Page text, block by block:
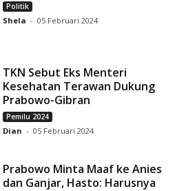
Politik
Shela - 05 Februari 2024
TKN Sebut Eks Menteri
Kesehatan Terawan Dukung
Prabowo-Gibran
Pemilu 2024
Dian - 05 Februari 2024
Prabowo Minta Maaf ke Anies
dan Ganjar, Hasto: Harusnya